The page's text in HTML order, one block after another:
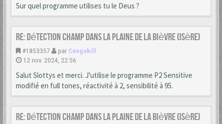
Sur quel programme utilises tu le Deus ?
Re: Détection champ dans la Plaine de la Bièvre (Isère)
#1853357 par Cengokill
12 nov. 2024, 22:56
Salut Slottys et merci. J'utilise le programme P2 Sensitive
modifié en full tones, réactivité à 2, sensibilité à 95.
Re: Détection champ dans la Plaine de la Bièvre (Isère)